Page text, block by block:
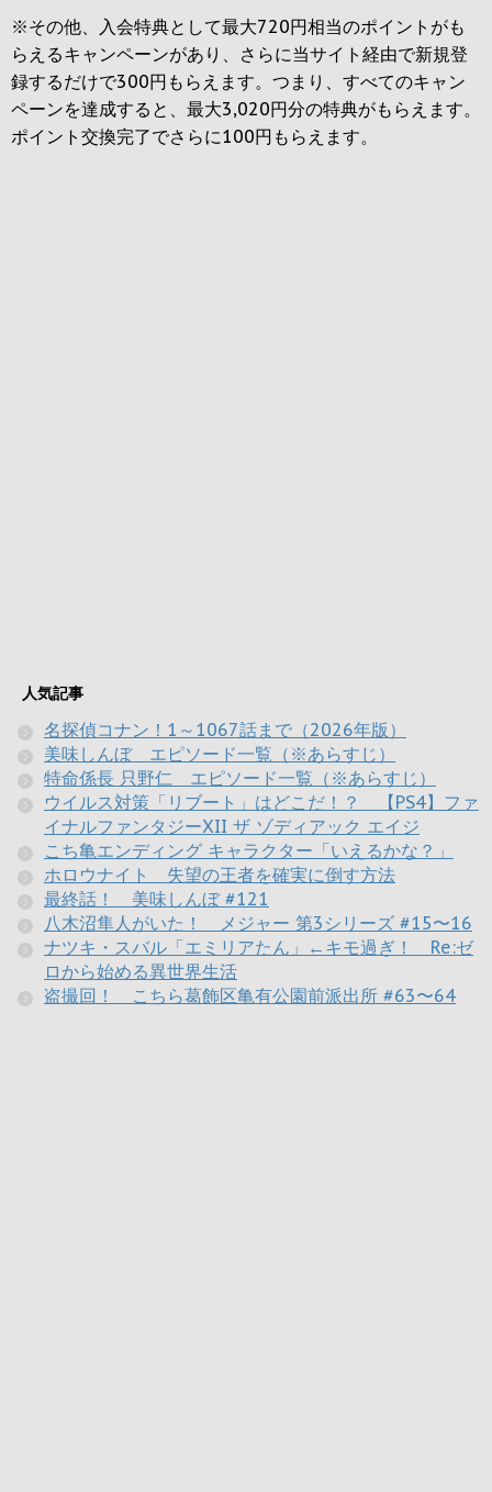
※その他、入会特典として最大720円相当のポイントがも
らえるキャンペーンがあり、さらに当サイト経由で新規登
録するだけで300円 もらえます。つまり、すべてのキャン
ペーンを達成すると、最大3,020円分の特典がもらえます。
ポイント交換完了でさらに100円 もらえます。
人気記事
名探偵コナン！1～1067話まで（2026年版）
美味しんぼ エピソード一覧（※あらすじ）
特命係長 只野仁 エピソード一覧（※あらすじ）
ウイルス対策「リブート」はどこだ！？ 【PS4】ファ
イナルファンタジーXII ザ ゾディアック エイジ
こち亀エンディング キャラクター「いえるかな？」
ホロウナイト 失望の王者を確実に倒す方法
最終話！ 美味しんぼ #121
八木沼隼人がいた！ メジャー 第3シリーズ #15〜16
ナツキ・スバル「エミリアたん」←キモ過ぎ！ Re:ゼ
ロから始める異世界生活
盗撮回！ こちら葛飾区亀有公園前派出所 #63〜64